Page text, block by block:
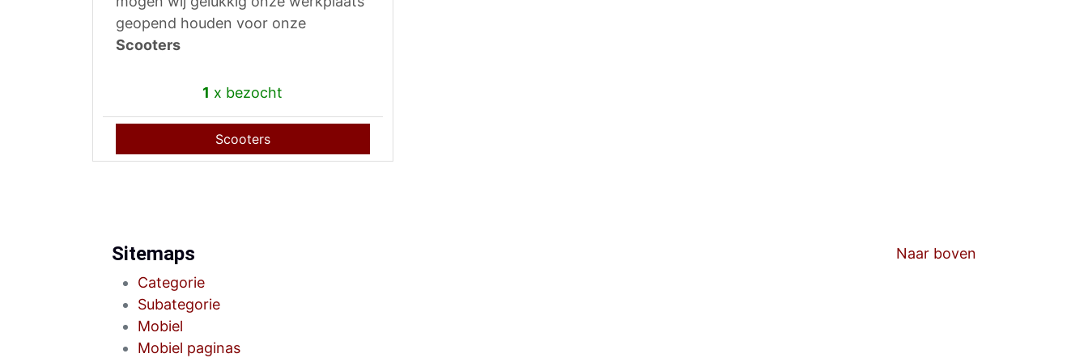
geopend houden voor onze
Scooters
1 x bezocht
Scooters
Naar boven
Sitemaps
Categorie
Subategorie
Mobiel
Mobiel paginas